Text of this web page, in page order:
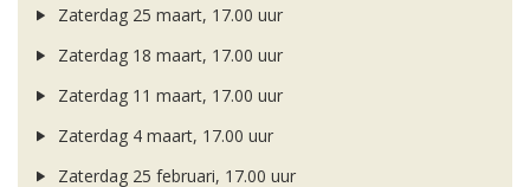
Zaterdag 25 maart, 17.00 uur
Zaterdag 18 maart, 17.00 uur
Zaterdag 11 maart, 17.00 uur
Zaterdag 4 maart, 17.00 uur
Zaterdag 25 februari, 17.00 uur